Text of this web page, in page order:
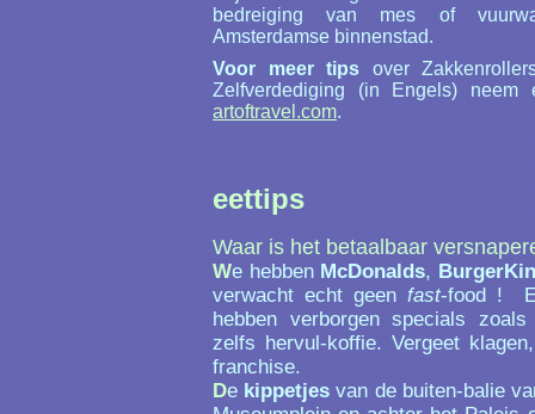
bedreiging van mes of
Amsterdamse binnenstad.
Voor meer tipsover
Zelfverdediging (in Engels) neem
artoftravel.com.
eettips
Waar is het betaalbaar
We hebbenMcDonalds,
verwacht echt geenfast-food !
hebben verborgen specials
zelfs hervul-koffie. Vergeet
franchise.
Dekippetjesvan de buiten-balie